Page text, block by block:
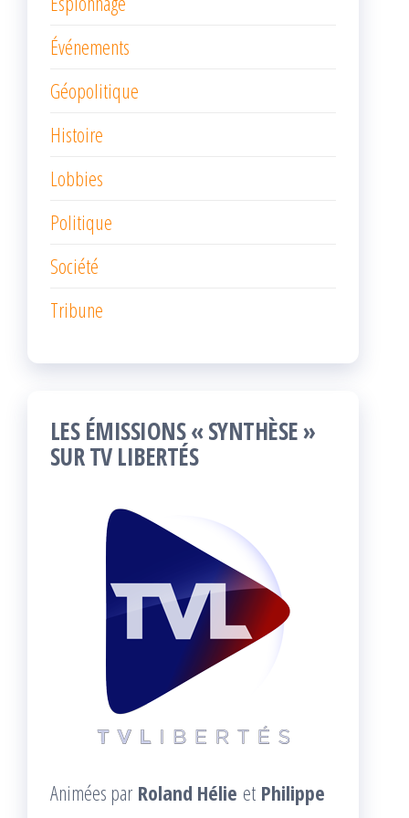
Événements
Géopolitique
Histoire
Lobbies
Politique
Société
Tribune
LES ÉMISSIONS « SYNTHÈSE »
SUR TV LIBERTÉS
Animées par Roland Hélie et Philippe